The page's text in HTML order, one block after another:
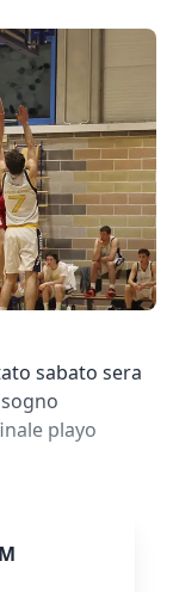
sabato sera
playo